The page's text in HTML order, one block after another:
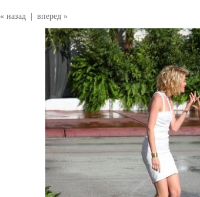
« назад вперед »